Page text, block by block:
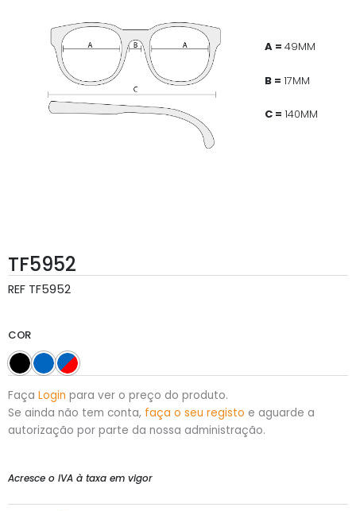
A = 49MM
B = 17MM
C = 140MM
TF5952
REF TF5952
COR
Faça Login para ver o preço do produto.
Se ainda não tem conta, faça o seu registo e aguarde a
autorização por parte da nossa administração.
Acresce o IVA à taxa em vigor